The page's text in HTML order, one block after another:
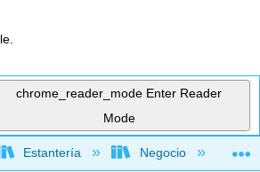
chrome_reader_mode Enter Reader
Mode
jerarquía global
Estantería Negocio